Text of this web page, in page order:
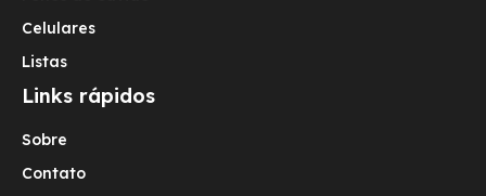
Celulares
Listas
Links rápidos
Sobre
Contato